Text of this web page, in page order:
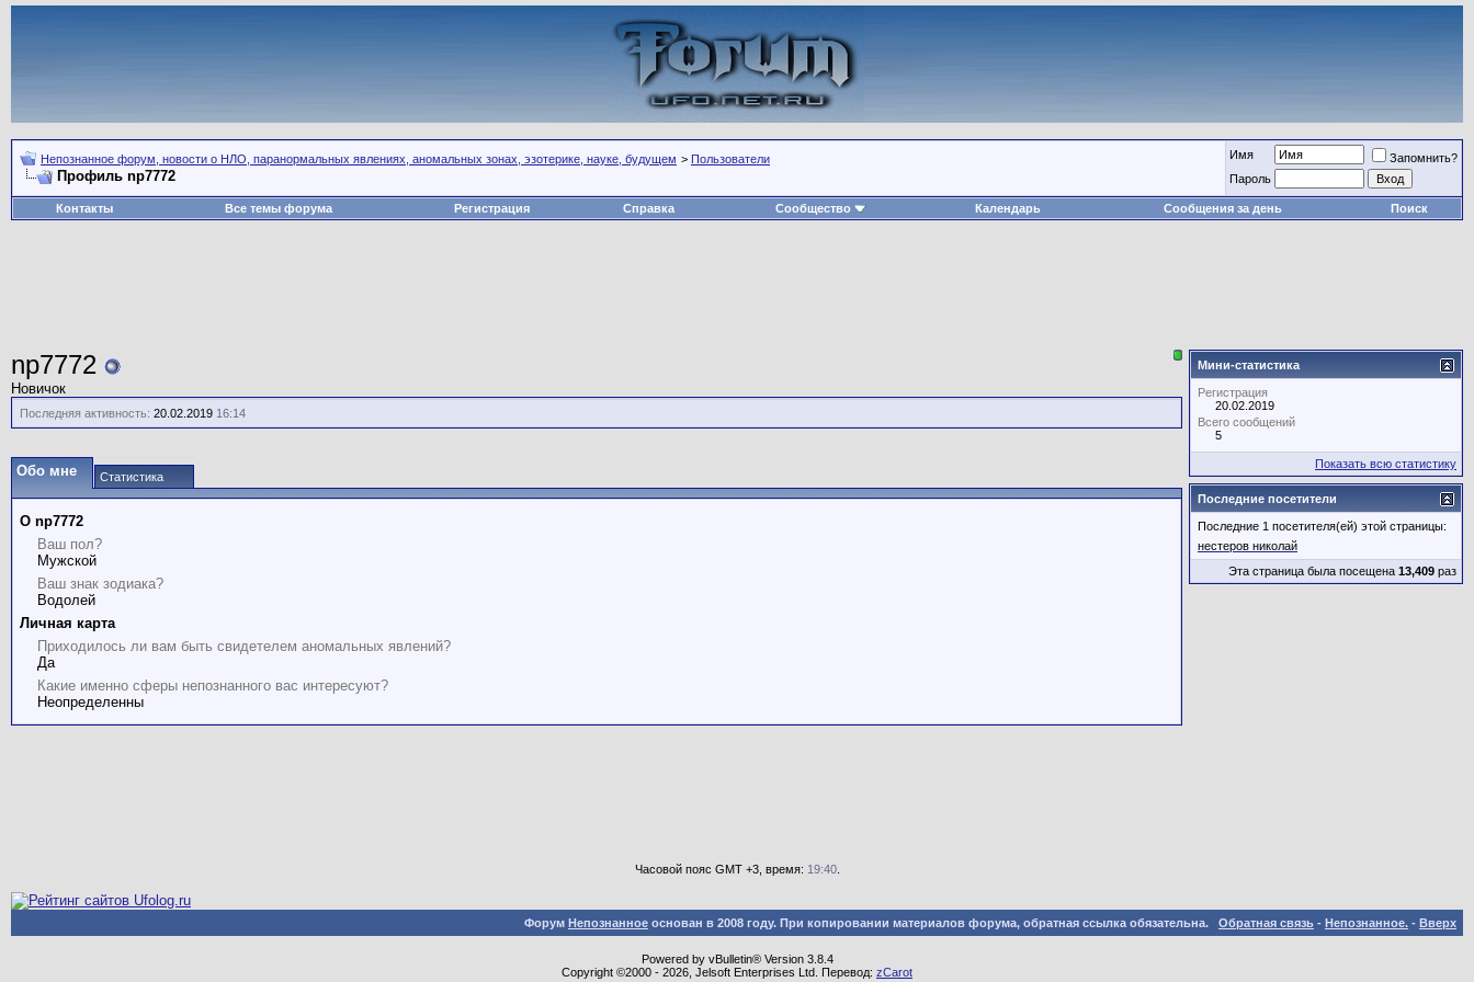
Непознанное форум, новости о НЛО, паранормальных явлениях, аномальных зонах, эзотерике, науке, будущем > Пользователи
Профиль np7772
Имя
Запомнить?
Пароль
Контакты Все темы форума Регистрация Справка Сообщество Календарь Сообщения за день Поиск
np7772
Новичок
Последняя активность: 20.02.2019 16:14
Обо мне Статистика
О np7772
Ваш пол?
Мужской
Ваш знак зодиака?
Водолей
Личная карта
Приходилось ли вам быть свидетелем аномальных явлений?
Да
Какие именно сферы непознанного вас интересуют?
Неопределенны
Мини-статистика
Регистрация
20.02.2019
Всего сообщений
5
Показать всю статистику
Последние посетители
Последние 1 посетителя(ей) этой страницы:
нестеров николай
Эта страница была посещена 13,409 раз
Часовой пояс GMT +3, время: 19:40.
Форум Непознанное основан в 2008 году. При копировании материалов форума, обратная ссылка обязательна. Обратная связь - Непознанное. - Вверх
Powered by vBulletin® Version 3.8.4
Copyright ©2000 - 2026, Jelsoft Enterprises Ltd. Перевод: zCarot